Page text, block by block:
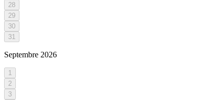
28
29
30
31
Septembre 2026
1
2
3